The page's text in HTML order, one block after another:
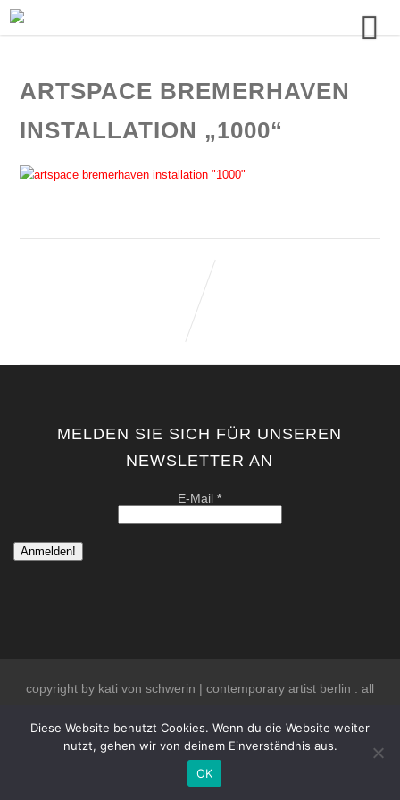
ARTSPACE BREMERHAVEN
INSTALLATION „1000“
MELDEN SIE SICH FÜR UNSEREN
NEWSLETTER AN
E-Mail*
copyright by kati von schwerin | contemporary artist berlin . all
Diese Website benutzt Cookies. Wenn du die Website weiter
nutzt, gehen wir von deinem Einverständnis aus.
OK